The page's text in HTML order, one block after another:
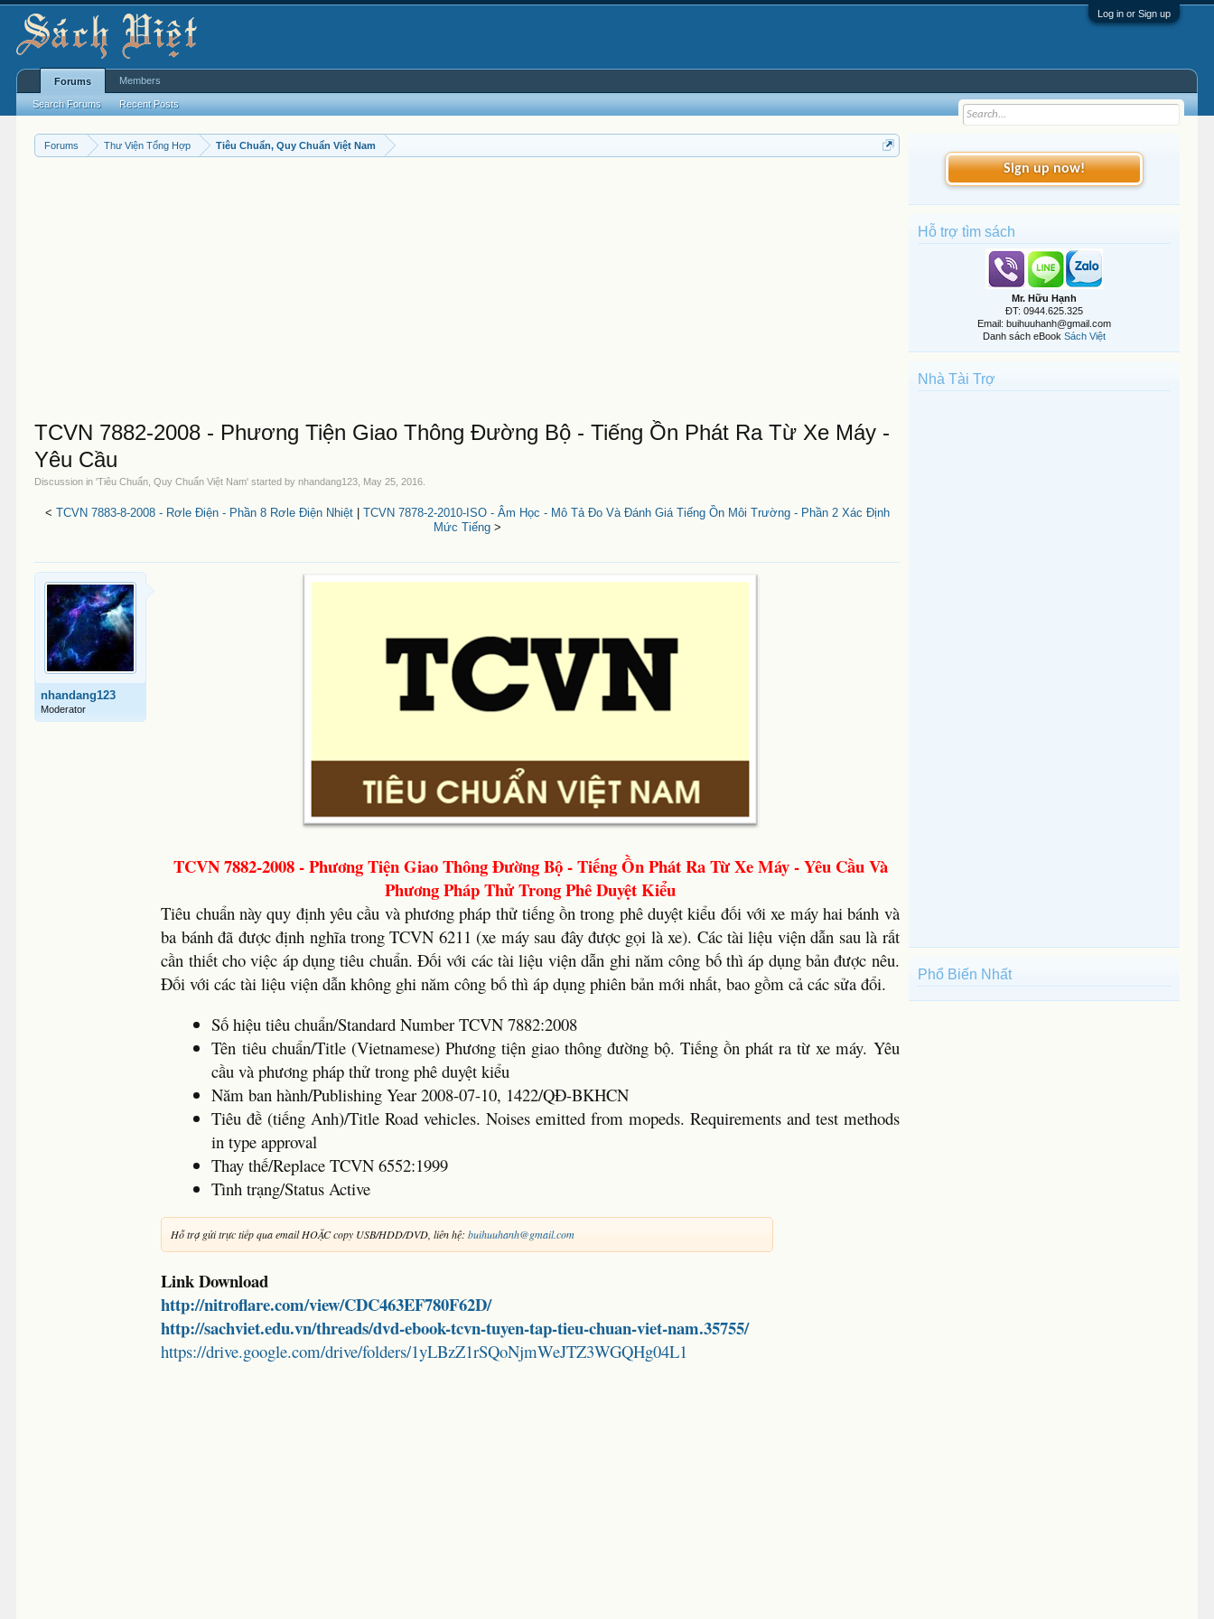
Log in or Sign up
Forums Thư Viện Tổng Hợp Tiêu Chuẩn, Quy Chuẩn Việt Nam
TCVN 7882-2008 - Phương Tiện Giao Thông Đường Bộ - Tiếng Ồn Phát Ra Từ Xe Máy -
Yêu Cầu
Discussion in 'Tiêu Chuẩn, Quy Chuẩn Việt Nam' started bynhandang123 May 25, 2016
< TCVN 7883-8-2008 - Rơle Điện - Phần 8 Rơle Điện Nhiệt| TCVN 7878-2-2010-ISO - Âm Học - Mô Tả Đo Và Đánh Giá Tiếng Ồn Môi Trường - Phần 2 Xác Định
Mức Tiếng>
nhandang123
Moderator
TCVN 7882-2008 - Phương Tiện Giao Thông Đường Bộ - Tiếng Ồn Phát Ra Từ Xe Máy - Yêu Cầu Và
Phương Pháp Thử Trong Phê Duyệt Kiểu
Tiêu chuẩn này quy định yêu cầu và phương pháp thử tiếng ồn trong phê duyệt kiểu đối với xe máy hai bánh và
ba bánh đã được định nghĩa trong TCVN 6211 (xe máy sau đây được gọi là xe). Các tài liệu viện dẫn sau là rất
cần thiết cho việc áp dụng tiêu chuẩn. Đối với các tài liệu viện dẫn ghi năm công bố thì áp dụng bản được nêu.
Đối với các tài liệu viện dẫn không ghi năm công bố thì áp dụng phiên bản mới nhất, bao gồm cả các sửa đổi.
Số hiệu tiêu chuẩn/Standard Number TCVN 7882:2008
Tên tiêu chuẩn/Title (Vietnamese) Phương tiện giao thông đường bộ. Tiếng ồn phát ra từ xe máy. Yêu
cầu và phương pháp thử trong phê duyệt kiểu
Năm ban hành/Publishing Year 2008-07-10, 1422/QĐ-BKHCN
Tiêu đề (tiếng Anh)/Title Road vehicles. Noises emitted from mopeds. Requirements and test methods
in type approval
Thay thế/Replace TCVN 6552:1999
Tình trạng/Status Active
Hỗ trợ gửi trực tiếp qua email HOẶC copy USB/HDD/DVD, liên hệ:buihuuhanh@gmail.com
Link Download
http://nitroflare.com/view/CDC463EF780F62D/
http://sachviet.edu.vn/threads/dvd-ebook-tcvn-tuyen-tap-tieu-chuan-viet-nam.35755/
https://drive.google.com/drive/folders/1yLBzZ1rSQoNjmWeJTZ3WGQHg04L1
Sign up now!
Hỗ trợ tìm sách
Mr. Hữu Hạnh
ĐT: 0944.625.325
Email: buihuuhanh@gmail.com
Danh sách eBook Sách Việt
Nhà Tài Trợ
Phổ Biến Nhất
Forums
Search Forums Recent Posts
Members